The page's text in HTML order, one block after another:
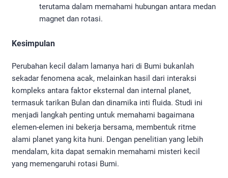
terutama dalam memahami hubungan antara medan
magnet dan rotasi.
Kesimpulan
Perubahan kecil dalam lamanya hari di Bumi bukanlah
sekadar fenomena acak, melainkan hasil dari interaksi
kompleks antara faktor eksternal dan internal planet,
termasuk tarikan Bulan dan dinamika inti fluida. Studi ini
menjadi langkah penting untuk memahami bagaimana
elemen-elemen ini bekerja bersama, membentuk ritme
alami planet yang kita huni. Dengan penelitian yang lebih
mendalam, kita dapat semakin memahami misteri kecil
yang memengaruhi rotasi Bumi.